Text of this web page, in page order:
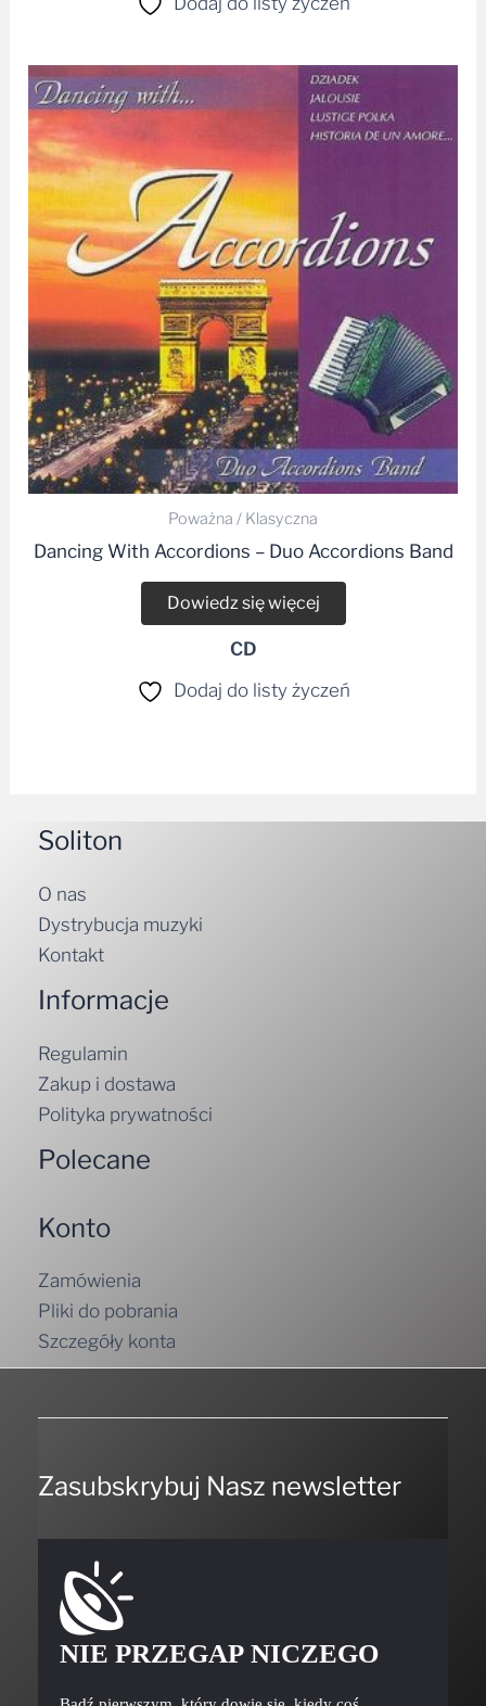
Poważna / Klasyczna
Dancing With Accordions – Duo Accordions Band
CD
Dodaj do listy życzeń
Dystrybucja muzyki
Kontakt
Informacje
Zakup i dostawa
Polityka prywatności
Polecane
Pliki do pobrania
Szczegóły konta
NIE PRZEGAP NICZEGO
ciekawego będziemy mieli do zaoferowania.